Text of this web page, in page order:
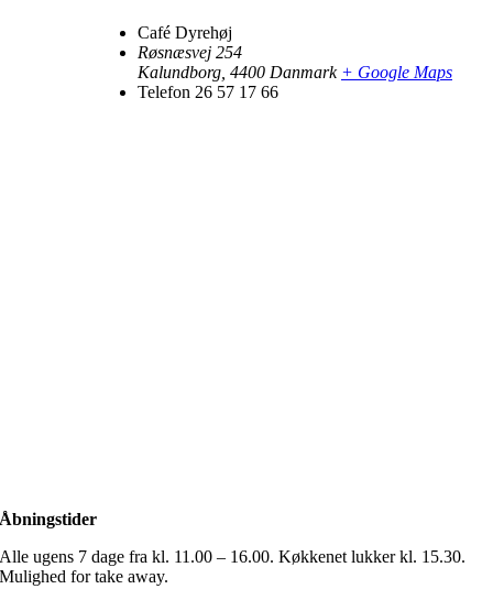
Café Dyrehøj
Røsnæsvej 254
Kalundborg 4400 Danmark + Google Maps
Telefon 26 57 17 66
Åbningstider
Alle ugens 7 dage fra kl. 11.00 – 16.00. Køkkenet lukker kl. 15.30.
Mulighed for take away.